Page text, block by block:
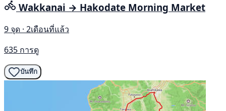
Wakkanai → Hakodate Morning Market
9 จุด · 2เดือนที่แล้ว
635 การดู
บันทึก